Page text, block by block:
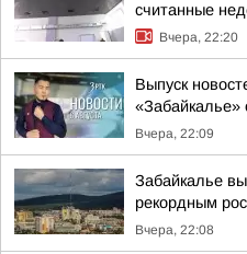
считанные
Вчера, 22:20
Выпуск
«Забайкалье»
Вчера, 22:09
Забайкалье
рекордным
Вчера, 22:08